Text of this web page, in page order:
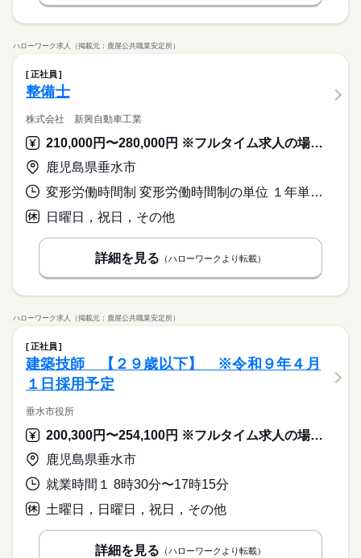
ハローワーク求人（掲載元：鹿屋公共職業安定所）
正社員
整備士
株式会社 新興自動車工業
210,000円〜280,000円 ※フルタイム求人の場合は月額（換算額）、パート求人の場合は時間額を表示しています。
鹿児島県垂水市
変形労働時間制 変形労働時間制の単位 １年単位 就業時間１ 8時30分〜17時30分
日曜日，祝日，その他
詳細を見る （ハローワークより転載）
ハローワーク求人（掲載元：鹿屋公共職業安定所）
正社員
建築技師 【２９歳以下】 ※令和９年４月
１日採用予定
垂水市役所
200,300円〜254,100円 ※フルタイム求人の場合は月額（換算額）、パート求人の場合は時間額を表示しています。
鹿児島県垂水市
就業時間１ 8時30分〜17時15分
土曜日，日曜日，祝日，その他
詳細を見る （ハローワークより転載）